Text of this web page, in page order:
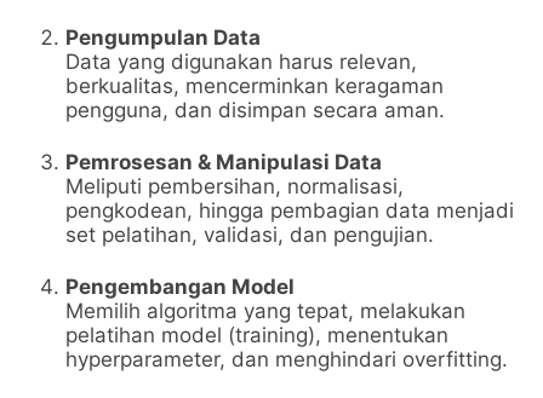
Pengumpulan Data
Data yang digunakan harus relevan,
berkualitas, mencerminkan keragaman
pengguna, dan disimpan secara aman.
Pemrosesan & Manipulasi Data
Meliputi pembersihan, normalisasi,
pengkodean, hingga pembagian data menjadi
set pelatihan, validasi, dan pengujian.
Pengembangan Model
Memilih algoritma yang tepat, melakukan
pelatihan model (training), menentukan
hyperparameter, dan menghindari overfitting.